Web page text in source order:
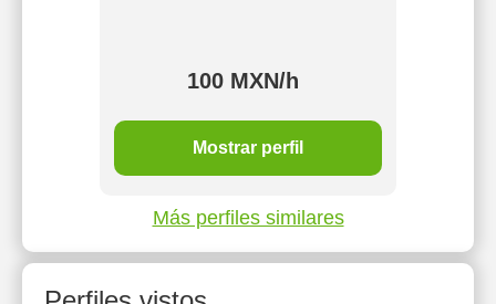
100 MXN/h
Mostrar perfil
Más perfiles similares